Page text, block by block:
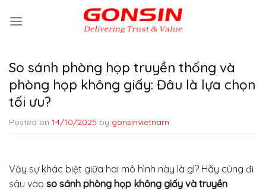
So sánh phòng họp truyền thống và
phòng họp không giấy: Đâu là lựa chọn
tối ưu?
Posted on 14/10/2025 by gonsinvietnam
Vậy sự khác biệt giữa hai mô hình này là gì? Hãy cùng đi
sâu vào so sánh phòng họp không giấy và truyền